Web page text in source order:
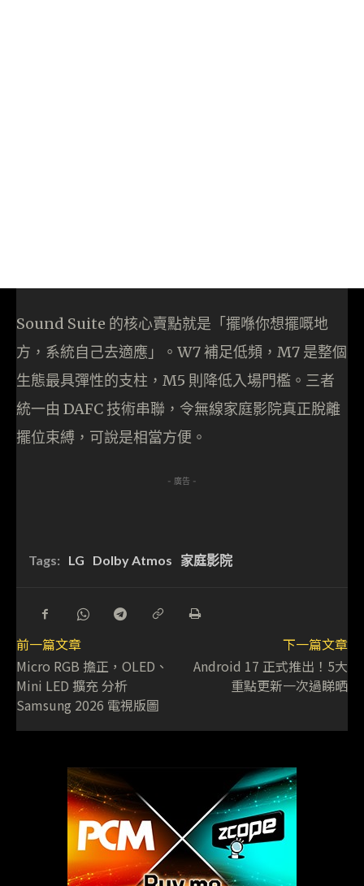
Sound Suite 的核心賣點就是「擺喺你想擺嘅地
方，系統自己去適應」。W7 補足低頻，M7 是整個
生態最具彈性的支柱，M5 則降低入場門檻。三者
統一由 DAFC 技術串聯，令無線家庭影院真正脫離
擺位束縛，可說是相當方便。
- 廣告 -
Tags: LG Dolby Atmos 家庭影院
前一篇文章
Micro RGB 擔正，OLED、
Mini LED 擴充 分析
Samsung 2026 電視版圖
下一篇文章
Android 17 正式推出！5大
重點更新一次過睇晒